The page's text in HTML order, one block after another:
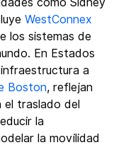
WestConnex
los sistemas de
En Estados
a
Boston, reflejan
el traslado del
la
la movilidad